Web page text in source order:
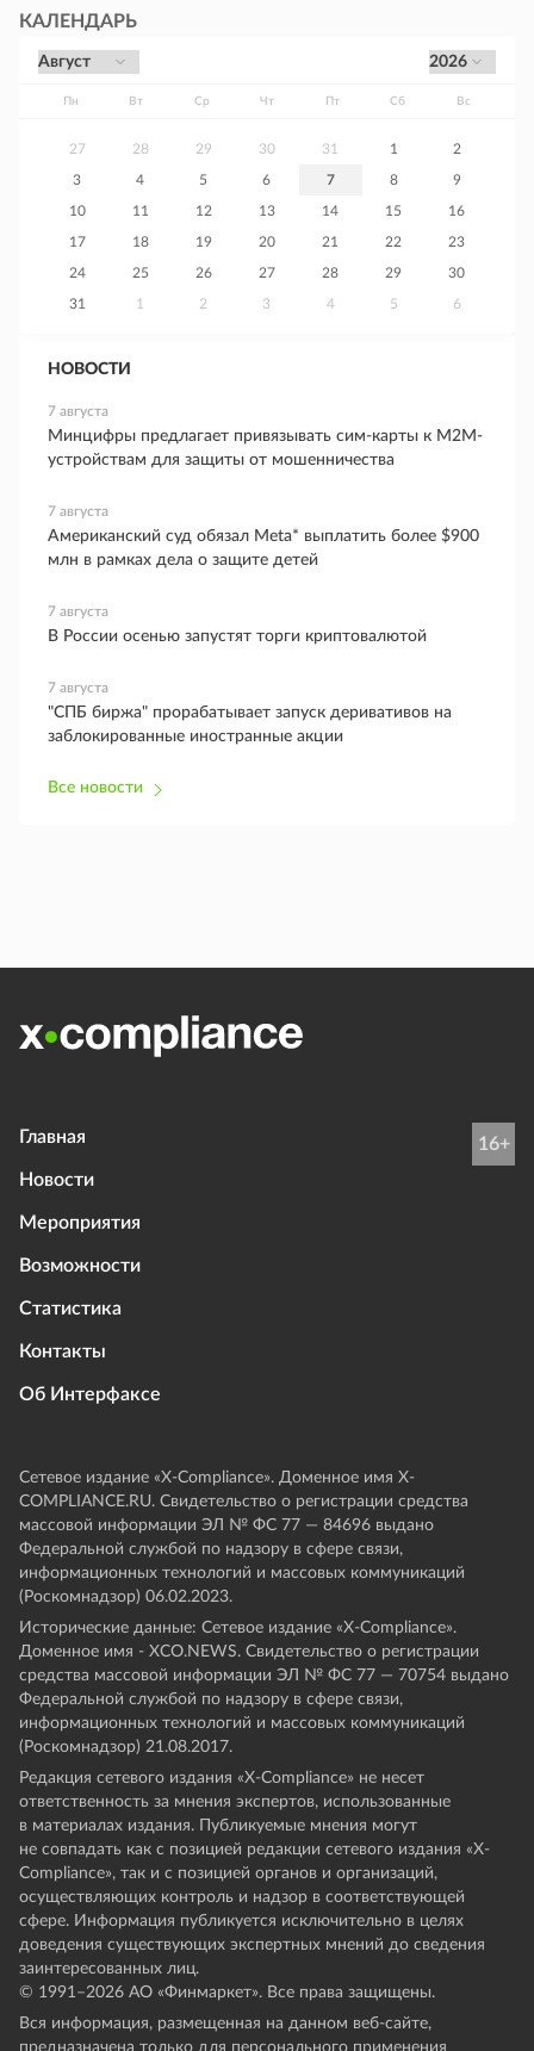
КАЛЕНДАРЬ
Пн Вт Ср Чт Пт Сб Вс
27 28 29 30 31 1 2
3 4 5 6 7 8 9
10 11 12 13 14 15 16
17 18 19 20 21 22 23
24 25 26 27 28 29 30
31 1 2 3 4 5 6
НОВОСТИ
7 августа
Минцифры предлагает привязывать сим-карты к M2M-
устройствам для защиты от мошенничества
7 августа
Американский суд обязал Meta* выплатить более $900
млн в рамках дела о защите детей
7 августа
В России осенью запустят торги криптовалютой
7 августа
"СПБ биржа" прорабатывает запуск деривативов на
заблокированные иностранные акции
Все новости
Главная
Новости
Мероприятия
Возможности
Статистика
Контакты
Об Интерфаксе
16+
Сетевое издание «Х-Compliance». Доменное имя X-
COMPLIANCE.RU. Свидетельство о регистрации средства
массовой информации ЭЛ № ФС 77 — 84696 выдано
Федеральной службой по надзору в сфере связи,
информационных технологий и массовых коммуникаций
(Роскомнадзор) 06.02.2023.
Исторические данные: Сетевое издание «Х-Compliance».
Доменное имя - XCO.NEWS. Свидетельство о регистрации
средства массовой информации ЭЛ № ФС 77 — 70754 выдано
Федеральной службой по надзору в сфере связи,
информационных технологий и массовых коммуникаций
(Роскомнадзор) 21.08.2017.
Редакция сетевого издания «X-Compliance» не несет
ответственность за мнения экспертов, использованные
в материалах издания. Публикуемые мнения могут
не совпадать как с позицией редакции сетевого издания «X-
Compliance», так и с позицией органов и организаций,
осуществляющих контроль и надзор в соответствующей
сфере. Информация публикуется исключительно в целях
доведения существующих экспертных мнений до сведения
заинтересованных лиц.
© 1991–2026 АО «Финмаркет». Все права защищены.
Вся информация, размещенная на данном веб-сайте,
предназначена только для персонального применения